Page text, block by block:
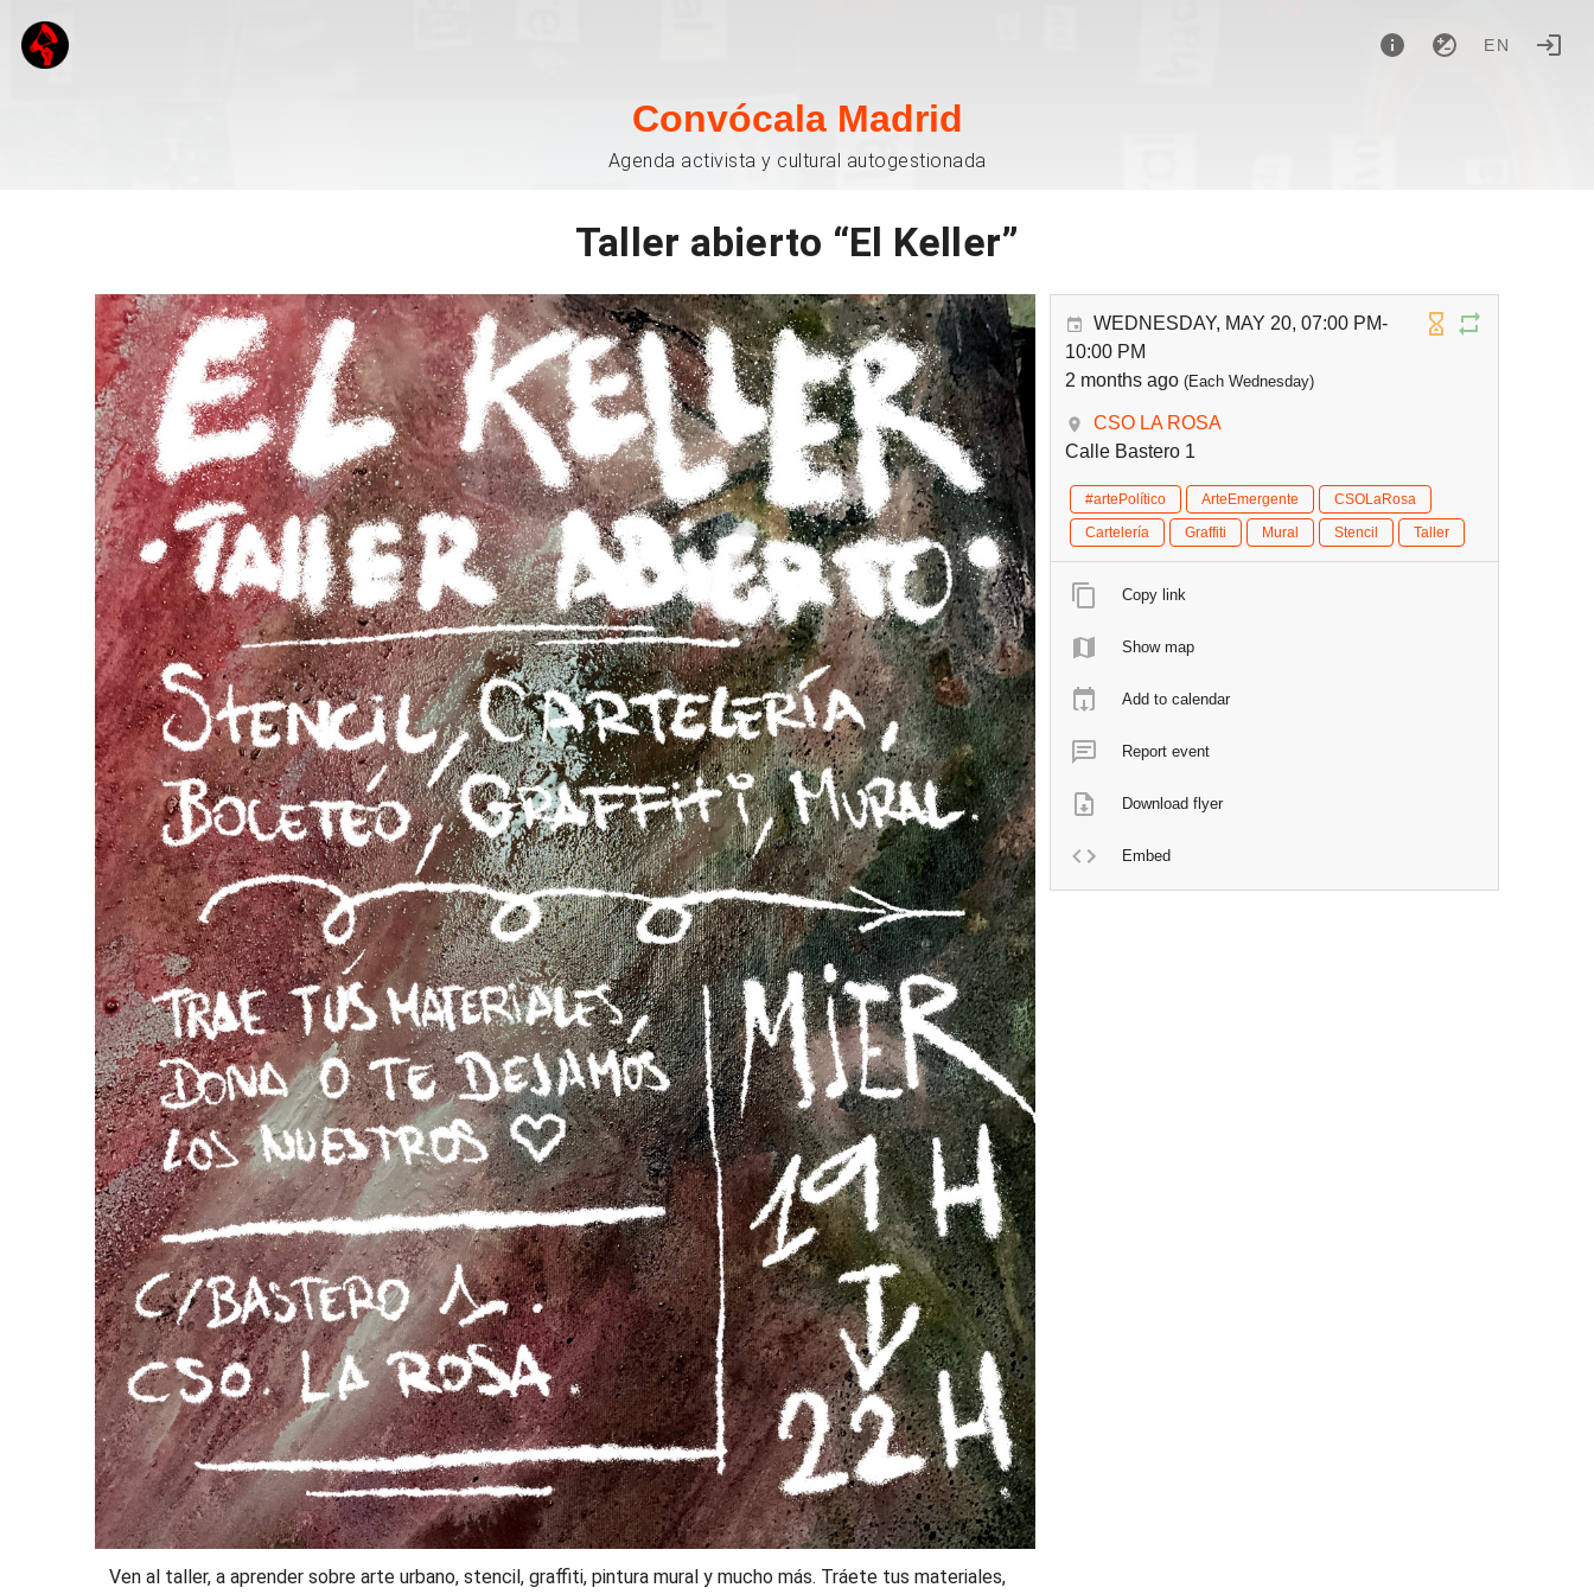
EN
Convócala Madrid
Agenda activista y cultural autogestionada
Taller abierto “El Keller”
Ven al taller, a aprender sobre arte urbano, stencil, graffiti, pintura mural y mucho más. Tráete tus materiales,
WEDNESDAY, MAY 20, 07:00 PM-
10:00 PM
2 months ago (Each Wednesday)
CSO LA ROSA
Calle Bastero 1
#artePolítico ArteEmergente
CSOLaRosa
Cartelería
Graffiti Mural Stencil Taller
Copy link
Show map
Add to calendar
Report event
Download flyer
Embed